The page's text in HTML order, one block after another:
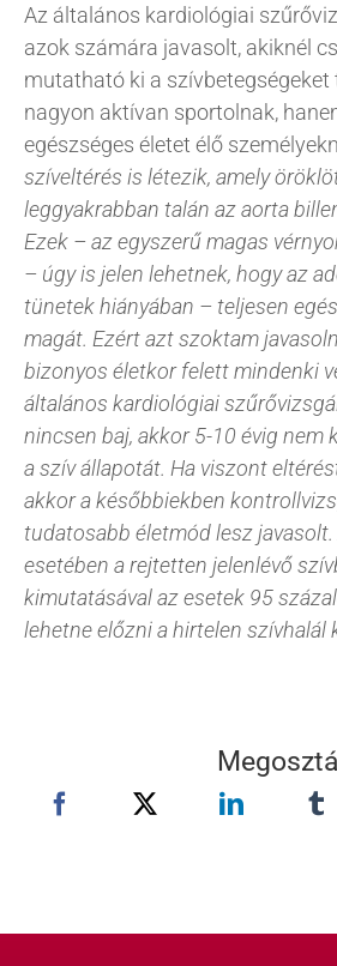
Az általános kardiológiai
azok számára javasolt, akiknél
mutatható ki a szívbetegségeket
nagyon aktívan sportolnak,
egészséges életet élő
szíveltérés is létezik, amely
leggyakrabban talán az aorta
Ezek – az egyszerű magas
– úgy is jelen lehetnek, hogy az
tünetek hiányában – teljesen
magát. Ezért azt szoktam
bizonyos életkor felett mindenki
általános kardiológiai
nincsen baj, akkor 5-10 évig nem
a szív állapotát. Ha viszont
akkor a későbbiekben
tudatosabb életmód lesz
esetében a rejtetten jelenlévő
kimutatásával az esetek 95
lehetne előzni a hirtelen szívhalál